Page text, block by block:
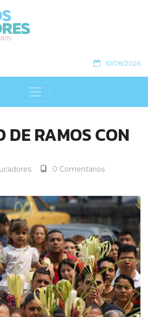
10/08/2026
DE RAMOS CON
0 Comentarios